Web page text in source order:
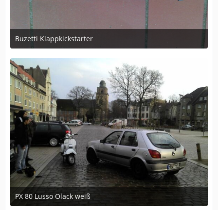
Buzetti Klappkickstarter
April 5, 2011 at 18:52
PX 80 Lusso Olack weiß
May 6, 2014 at 21:43